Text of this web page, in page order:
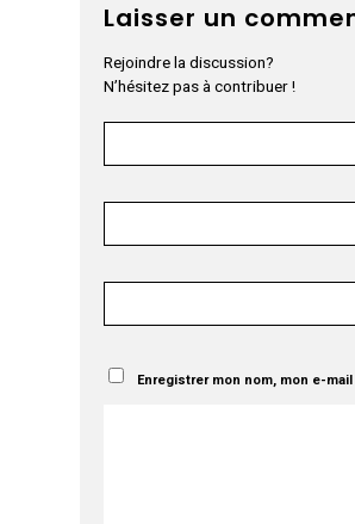
Laisser un
Rejoindre la discussion?
N’hésitez pas à contribuer !
Enregistrer mon nom, mon e-